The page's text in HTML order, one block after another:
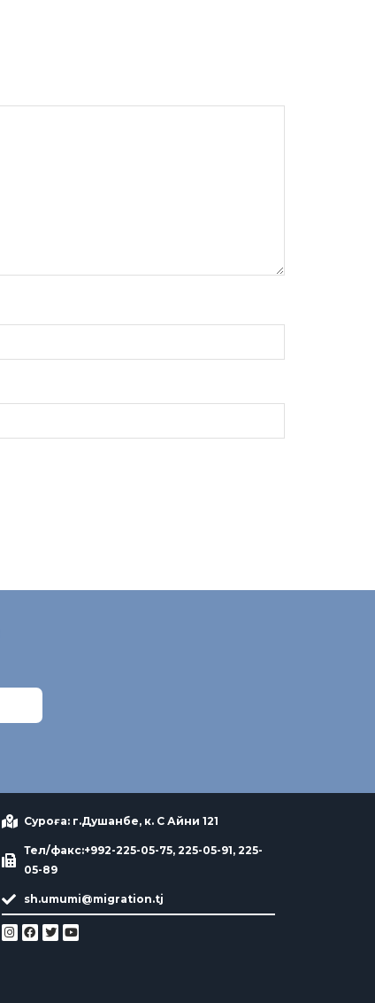
Суроға: г.Душанбе, к. С Айни 121
Тел/факс:+992-225-05-75, 225-05-91, 225-
05-89
sh.umumi@migration.tj